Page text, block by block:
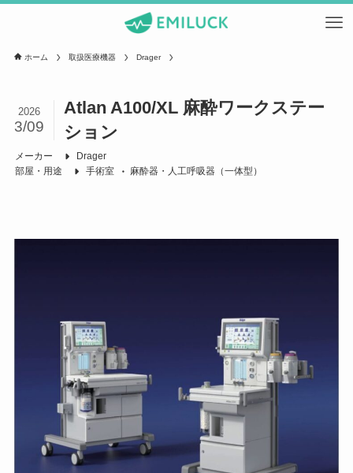
ホーム 取扱医療機器 Drager
Atlan A100/XL 麻酔ワークステー
ション
2026
3/09
メーカー
Drager
部屋・用途
手術室 麻酔器・人工呼吸器（一体型）